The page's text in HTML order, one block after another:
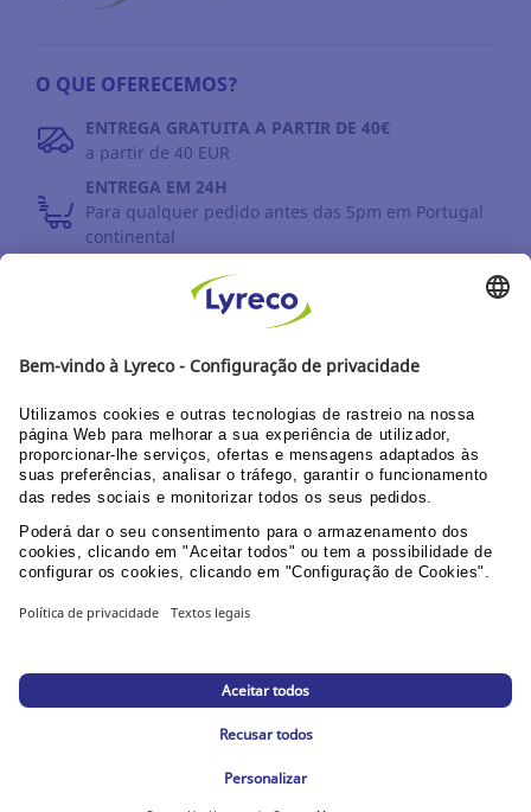
O QUE OFERECEMOS?
ENTREGA GRATUITA A PARTIR DE 40€
a partir de 40 EUR
ENTREGA EM 24H
Para qualquer pedido antes das 5pm em Portugal
continental
Prazo até 30 dias
DESCUBRA OS NOSSOS CATÁLOGOS E GUIAS
Guia do utilizador Web
Documentação corporativa
PPU área clientes
Acessibilidade||Política de Privacidade|
Configurações de privacidade